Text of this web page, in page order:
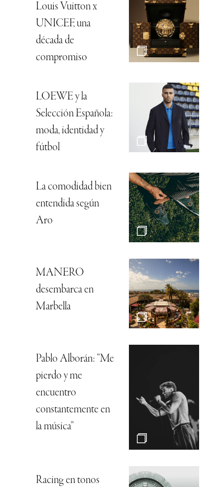
Louis Vuitton x
UNICEF, una
década de
compromiso
LOEWE y la
Selección Española:
moda, identidad y
fútbol
La comodidad bien
entendida según
Aro
MANERO
desembarca en
Marbella
Pablo Alborán: “Me
pierdo y me
encuentro
constantemente en
la música”
Racing en tonos